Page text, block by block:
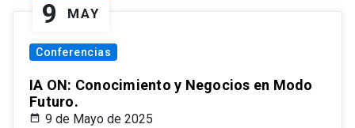
9 MAY
Conferencias
IA ON: Conocimiento y Negocios en Modo
Futuro.
9 de Mayo de 2025